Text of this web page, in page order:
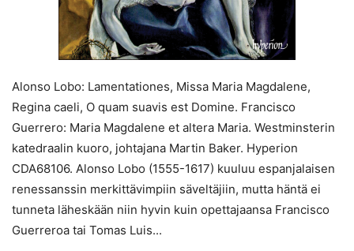
Alonso Lobo: Lamentationes, Missa Maria Magdalene,
Regina caeli, O quam suavis est Domine. Francisco
Guerrero: Maria Magdalene et altera Maria. Westminsterin
katedraalin kuoro, johtajana Martin Baker. Hyperion
CDA68106. Alonso Lobo (1555-1617) kuuluu espanjalaisen
renessanssin merkittävimpiin säveltäjiin, mutta häntä ei
tunneta läheskään niin hyvin kuin opettajaansa Francisco
Guerreroa tai Tomas Luis...